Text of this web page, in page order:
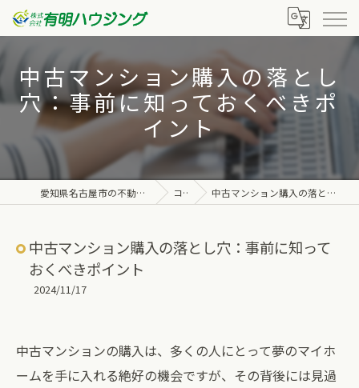
中古マンション購入の落とし
穴：事前に知っておくべきポ
イント
愛知県名古屋市の不動産なら株式会社有明ハウジング コラム 中古マンション購入の落とし穴：事前に知っておくべきポイント
中古マンション購入の落とし穴：事前に知って
おくべきポイント
2024/11/17
中古マンションの購入は、多くの人にとって夢のマイホ
ームを手に入れる絶好の機会ですが、その背後には見過